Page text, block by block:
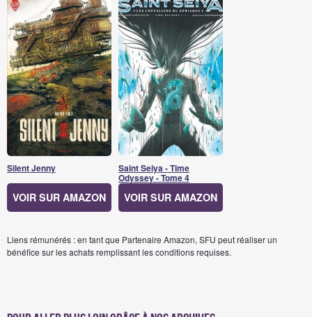
Silent Jenny
VOIR SUR AMAZON
Saint Seiya - Time
Odyssey - Tome 4
VOIR SUR AMAZON
Liens rémunérés : en tant que Partenaire Amazon, SFU peut réaliser un
bénéfice sur les achats remplissant les conditions requises.